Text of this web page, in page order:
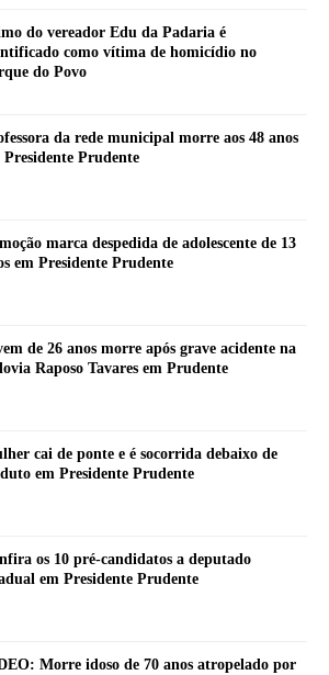
do vereador Edu da Padaria é
como vítima de homicídio no
do Povo
da rede municipal morre aos 48 anos
Presidente Prudente
marca despedida de adolescente de 13
em Presidente Prudente
de 26 anos morre após grave acidente na
Raposo Tavares em Prudente
cai de ponte e é socorrida debaixo de
em Presidente Prudente
os 10 pré-candidatos a deputado
em Presidente Prudente
Morre idoso de 70 anos atropelado por